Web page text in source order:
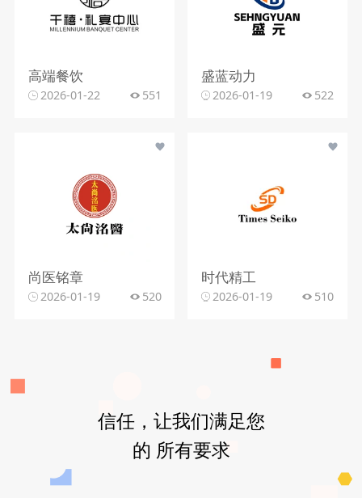
高端餐饮
2026-01-22 551
盛蓝动力
2026-01-19 522
尚医铭章
2026-01-19 520
时代精工
2026-01-19 510
信任，让我们满足您
的 所有要求